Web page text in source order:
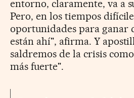
entorno, claramente, va a
Pero, en los tiempos
oportunidades para ganar
están ahí", afirma. Y
saldremos de la crisis
más fuerte".